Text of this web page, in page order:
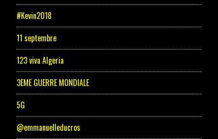
#Kevin2018
11 septembre
123 viva Algeria
3EME GUERRE MONDIALE
5G
@emmanuelleducros